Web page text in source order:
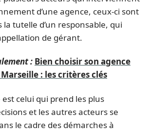
d’une agence, ceux-ci sont
la tutelle d’un responsable, qui
de gérant.
: Bien choisir son agence
: les critères clés
celui qui prend les plus
et les autres acteurs se
le cadre des démarches à